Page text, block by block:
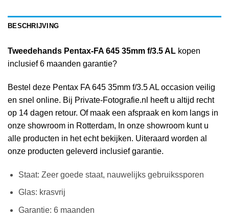
BESCHRIJVING
Tweedehands Pentax-FA 645 35mm f/3.5 AL kopen
inclusief 6 maanden garantie?
Bestel deze Pentax FA 645 35mm f/3.5 AL occasion veilig
en snel online. Bij Private-Fotografie.nl heeft u altijd recht
op 14 dagen retour. Of maak een afspraak en kom langs in
onze showroom in Rotterdam, In onze showroom kunt u
alle producten in het echt bekijken. Uiteraard worden al
onze producten geleverd inclusief garantie.
Staat: Zeer goede staat, nauwelijks gebruikssporen
Glas: krasvrij
Garantie: 6 maanden